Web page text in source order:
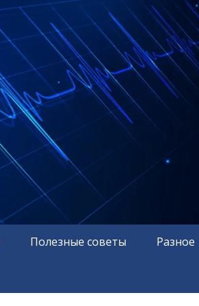
Полезные советы Разное